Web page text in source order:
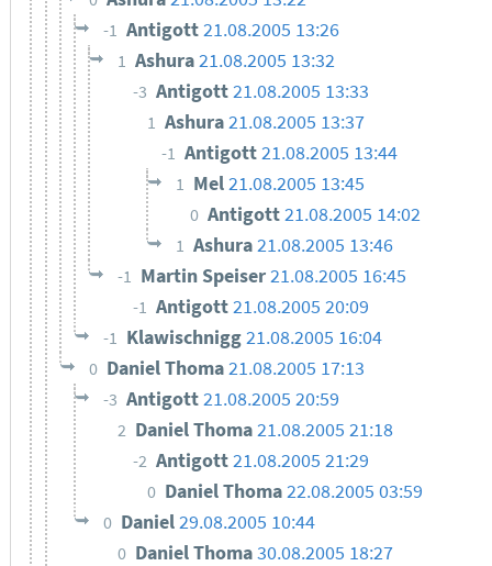
-1 Antigott21.08.2005 13:26
1 Ashura21.08.2005 13:32
-3 Antigott21.08.2005 13:33
1 Ashura21.08.2005 13:37
-1 Antigott21.08.2005 13:44
1 Mel21.08.2005 13:45
0 Antigott21.08.2005 14:02
1 Ashura21.08.2005 13:46
-1 Martin Speiser21.08.2005 16:45
-1 Antigott21.08.2005 20:09
-1 Klawischnigg21.08.2005 16:04
0 Daniel Thoma21.08.2005 17:13
-3 Antigott21.08.2005 20:59
2 Daniel Thoma21.08.2005 21:18
-2 Antigott21.08.2005 21:29
0 Daniel Thoma22.08.2005 03:59
0 Daniel29.08.2005 10:44
0 Daniel Thoma30.08.2005 18:27